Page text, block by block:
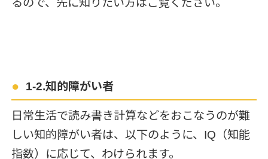
るので、先に知りたい方はご覧ください。
1-2.知的障がい者
日常生活で読み書き計算などをおこなうのが難
しい知的障がい者は、以下のように、IQ（知能
指数）に応じて、わけられます。